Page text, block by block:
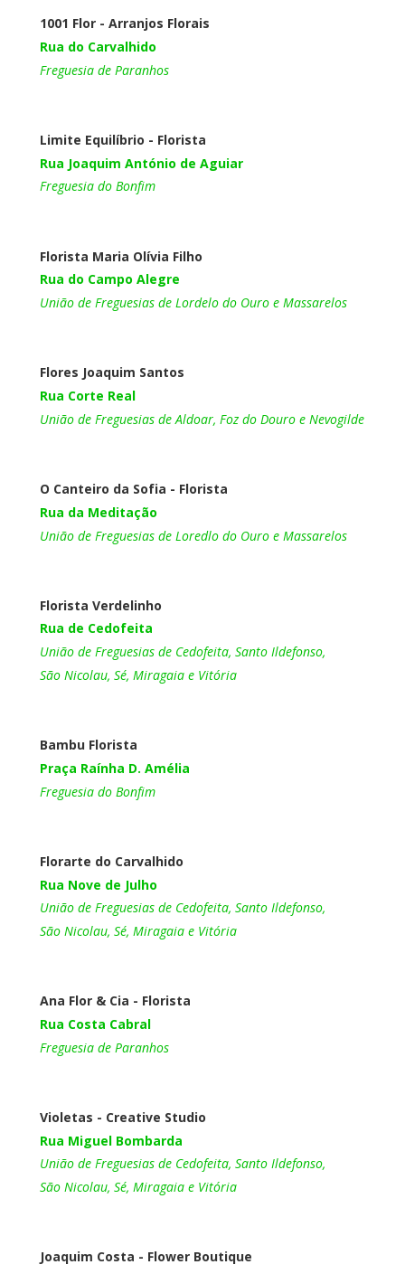
1001 Flor - Arranjos Florais
Rua do Carvalhido
Freguesia de Paranhos
Limite Equilíbrio - Florista
Rua Joaquim António de Aguiar
Freguesia do Bonfim
Florista Maria Olívia Filho
Rua do Campo Alegre
União de Freguesias de Lordelo do Ouro e Massarelos
Flores Joaquim Santos
Rua Corte Real
União de Freguesias de Aldoar, Foz do Douro e Nevogilde
O Canteiro da Sofia - Florista
Rua da Meditação
União de Freguesias de Loredlo do Ouro e Massarelos
Florista Verdelinho
Rua de Cedofeita
União de Freguesias de Cedofeita, Santo Ildefonso,
São Nicolau, Sé, Miragaia e Vitória
Bambu Florista
Praça Raínha D. Amélia
Freguesia do Bonfim
Florarte do Carvalhido
Rua Nove de Julho
União de Freguesias de Cedofeita, Santo Ildefonso,
São Nicolau, Sé, Miragaia e Vitória
Ana Flor & Cia - Florista
Rua Costa Cabral
Freguesia de Paranhos
Violetas - Creative Studio
Rua Miguel Bombarda
União de Freguesias de Cedofeita, Santo Ildefonso,
São Nicolau, Sé, Miragaia e Vitória
Joaquim Costa - Flower Boutique